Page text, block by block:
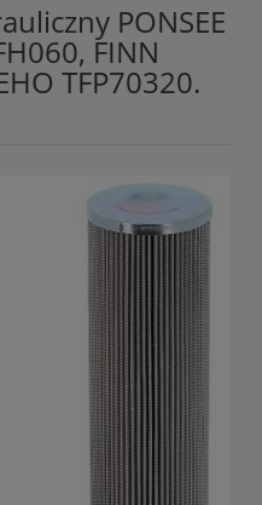
PONSEE
FINN
TFP70320.